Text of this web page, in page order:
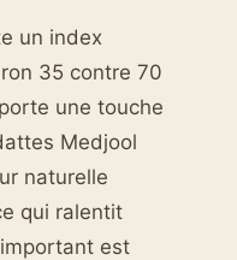
un index
35 contre 70
une touche
Medjool
naturelle
qui ralentit
est